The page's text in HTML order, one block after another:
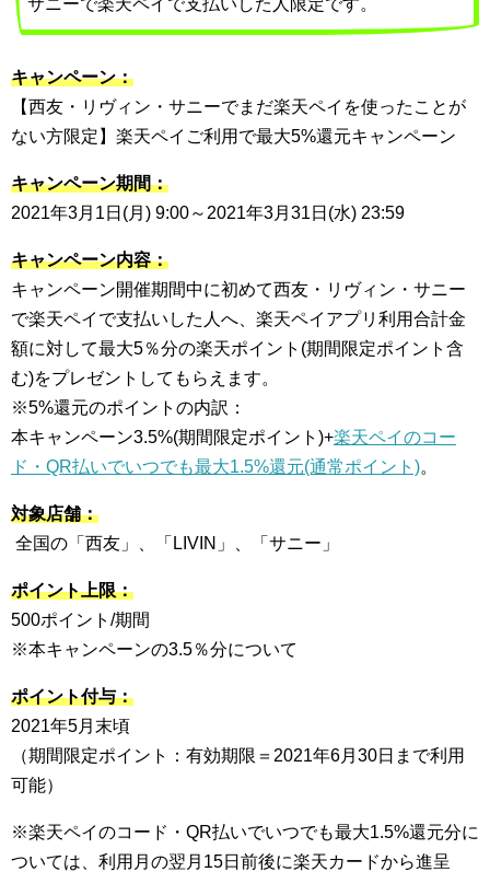
キャンペーン：
【西友・リヴィン・サニーでまだ楽天ペイを使ったことが
ない方限定】楽天ペイご利用で最大5%還元キャンペーン
キャンペーン期間：
2021年3月1日(月) 9:00～2021年3月31日(水) 23:59
キャンペーン内容：
キャンペーン開催期間中に初めて西友・リヴィン・サニー
で楽天ペイで支払いした人へ、楽天ペイアプリ利用合計金
額に対して最大5％分の楽天ポイント(期間限定ポイント含
む)をプレゼントしてもらえます。
※5%還元のポイントの内訳：
本キャンペーン3.5%(期間限定ポイント)+楽天ペイのコー
ド・QR払いでいつでも最大1.5%還元(通常ポイント)。
対象店舗：
全国の「西友」、「LIVIN」、「サニー」
ポイント上限：
500ポイント/期間
※本キャンペーンの3.5％分について
ポイント付与：
2021年5月末頃
（期間限定ポイント：有効期限＝2021年6月30日まで利用
可能）
※楽天ペイのコード・QR払いでいつでも最大1.5%還元分に
ついては、利用月の翌月15日前後に楽天カードから進呈